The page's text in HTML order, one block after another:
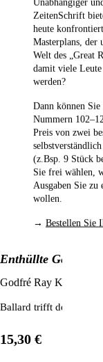
Enthüllte
Godfré Ray King
Ballard trifft den
15,30 €
Unabhängiger
ZeitenSchrift
heute
Masterplans, der
Welt des „Great
damit viele
werden?
Dann können
Nummern
Preis von zwei
(z.Bsp. 9 Stück
Sie frei wählen,
Ausgaben Sie zu
wollen.
→ Bestellen Sie